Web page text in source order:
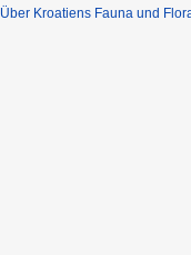
Über Kroatiens Fauna und